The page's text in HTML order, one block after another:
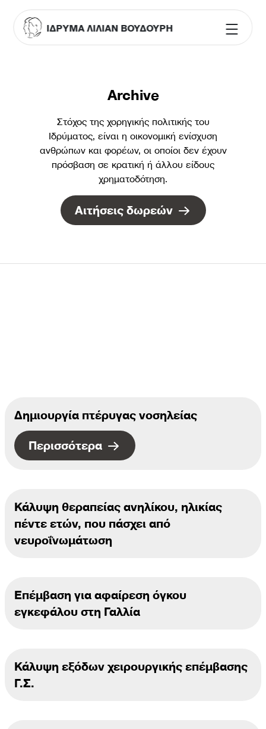
ΙΔΡΥΜΑ ΛΙΛΙΑΝ ΒΟΥΔΟΥΡΗ
Archive
Στόχος της χορηγικής πολιτικής του
Ιδρύματος, είναι η οικονομική ενίσχυση
ανθρώπων και φορέων, οι οποίοι δεν έχουν
πρόσβαση σε κρατική ή άλλου είδους
χρηματοδότηση.
Αιτήσεις δωρεών
Δημιουργία πτέρυγας νοσηλείας
Περισσότερα
Κάλυψη θεραπείας ανηλίκου, ηλικίας
πέντε ετών, που πάσχει από
νευροΐνωμάτωση
Επέμβαση για αφαίρεση όγκου
εγκεφάλου στη Γαλλία
Κάλυψη εξόδων χειρουργικής επέμβασης
Γ.Σ.